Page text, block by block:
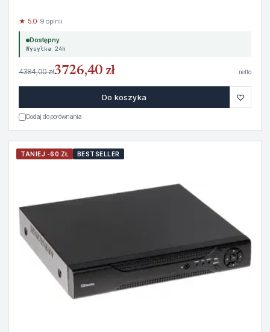
★ 5.0· 9 opinii
Dostępny
Wysyłka 24h
4384,00 zł3726,40 zł netto
Do koszyka ♡
Dodaj do porównania
TANIEJ -60 ZŁ BESTSELLER